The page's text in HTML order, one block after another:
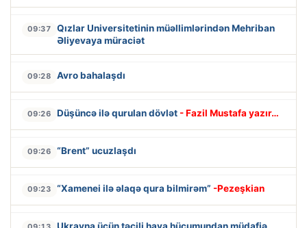
09:37
Qızlar Universitetinin müəllimlərindən Mehriban
Əliyevaya müraciət
09:28 Avro bahalaşdı
09:26 Düşüncə ilə qurulan dövlət - Fazil Mustafa yazır…
09:26 “Brent” ucuzlaşdı
09:23 “Xamenei ilə əlaqə qura bilmirəm” -Pezeşkian
Ukrayna üçün təcili hava hücumundan müdafiə